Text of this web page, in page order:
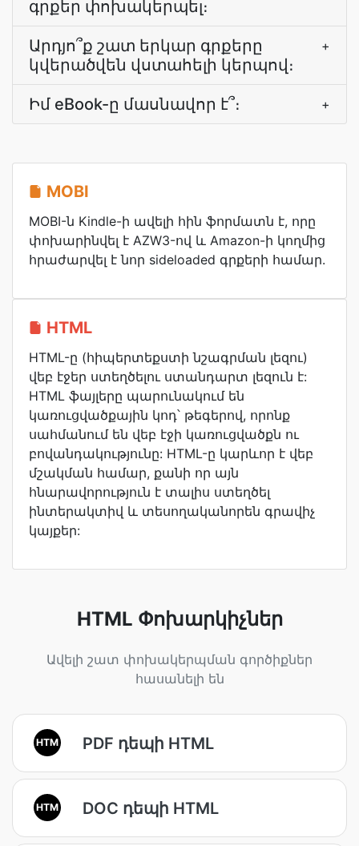
գրքեր փոխակերպել։
Արդյո՞ք շատ երկար գրքերը
կվերածվեն վստահելի կերպով։
+
Իմ eBook-ը մասնավոր է՞։ +
MOBI
MOBI-ն Kindle-ի ավելի հին ֆորմատն է, որը
փոխարինվել է AZW3-ով և Amazon-ի կողմից
հրաժարվել է նոր sideloaded գրքերի համար.
HTML
HTML-ը (հիպերտեքստի նշագրման լեզու)
վեբ էջեր ստեղծելու ստանդարտ լեզուն է:
HTML ֆայլերը պարունակում են
կառուցվածքային կոդ՝ թեգերով, որոնք
սահմանում են վեբ էջի կառուցվածքն ու
բովանդակությունը: HTML-ը կարևոր է վեբ
մշակման համար, քանի որ այն
հնարավորություն է տալիս ստեղծել
ինտերակտիվ և տեսողականորեն գրավիչ
կայքեր:
HTML Փոխարկիչներ
Ավելի շատ փոխակերպման գործիքներ
հասանելի են
HTM PDF դեպի HTML
HTM DOC դեպի HTML